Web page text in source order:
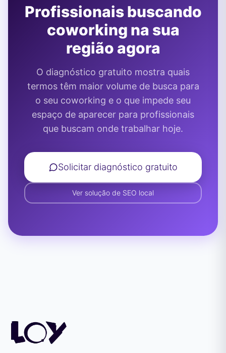
Profissionais buscando
coworking na sua
região agora
O diagnóstico gratuito mostra quais
termos têm maior volume de busca para
o seu coworking e o que impede seu
espaço de aparecer para profissionais
que buscam onde trabalhar hoje.
Solicitar diagnóstico gratuito
Ver solução de SEO local